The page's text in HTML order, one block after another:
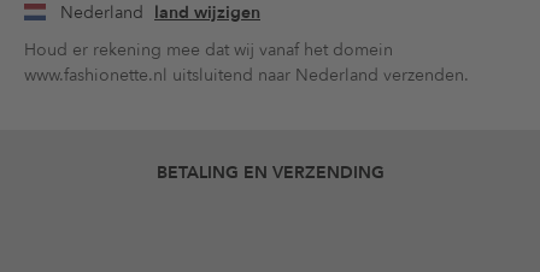
Nederland land wijzigen
Houd er rekening mee dat wij vanaf het domein
www.fashionette.nl uitsluitend naar Nederland verzenden.
BETALING EN VERZENDING